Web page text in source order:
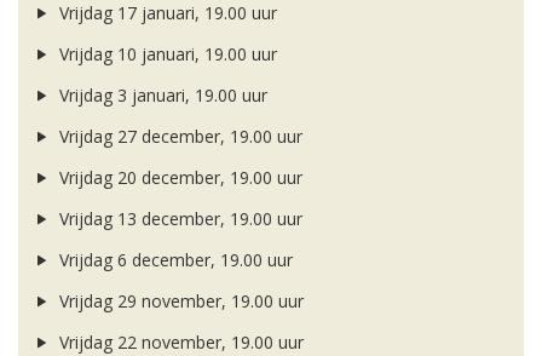
Vrijdag 17 januari, 19.00 uur
Vrijdag 10 januari, 19.00 uur
Vrijdag 3 januari, 19.00 uur
Vrijdag 27 december, 19.00 uur
Vrijdag 20 december, 19.00 uur
Vrijdag 13 december, 19.00 uur
Vrijdag 6 december, 19.00 uur
Vrijdag 29 november, 19.00 uur
Vrijdag 22 november, 19.00 uur